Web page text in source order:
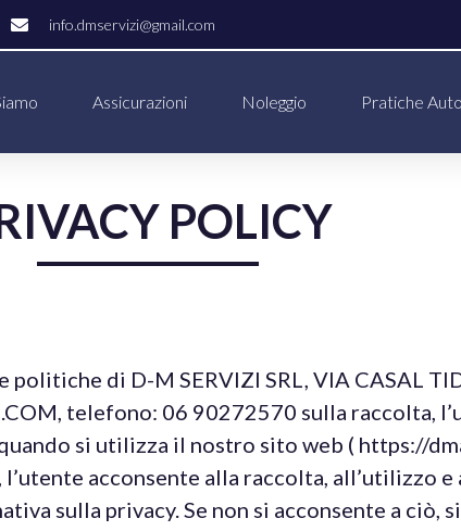
info.dmservizi@gmail.com
Assicurazioni Noleggio Pratiche Auto
POLICY
____________
di D-M SERVIZI SRL, VIA CASAL
telefono: 06 90272570 sulla raccolta,
si utilizza il nostro sito web ( https://
acconsente alla raccolta, all’utilizzo
sulla privacy. Se non si acconsente a ciò,